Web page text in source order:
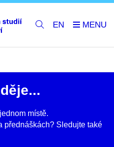
EN
místě.
přednáškách? Sledujte také